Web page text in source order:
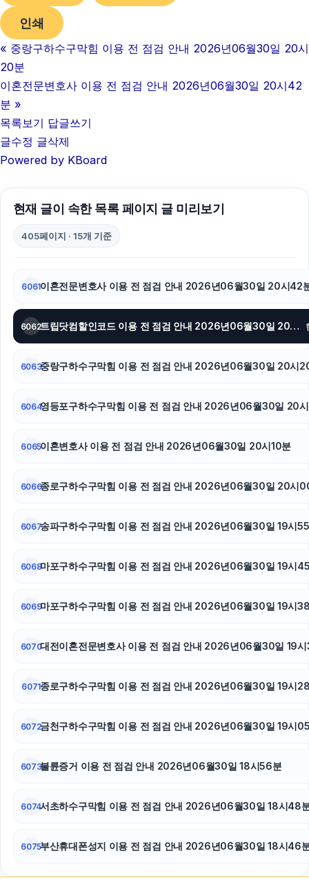
소액결제상품권
김포공항주차대행
광고대행사
폰테크
은평구하수구막힘
인스타 팔로워 늘리기
인쇄
« 중랑구하수구막힘 이용 전 점검 안내 2026년06월30일 20시
20분
이혼전문변호사 이용 전 점검 안내 2026년06월30일 20시42
분 »
목록보기 답글쓰기
글수정 글삭제
Powered by KBoard
현재 글이 속한 목록 페이지 글 미리보기
405페이지 · 15개 기준
6061이혼전문변호사 이용 전 점검 안내 2026년06월30일 20시42
6062 트립닷컴할인코드 이용 전 점검 안내 2026년06월30일 20시26분
6063중랑구하수구막힘 이용 전 점검 안내 2026년06월30일 20시
6064영등포구하수구막힘 이용 전 점검 안내 2026년06월30일 20
6065이혼변호사 이용 전 점검 안내 2026년06월30일 20시10분
6066종로구하수구막힘 이용 전 점검 안내 2026년06월30일 20시
6067송파구하수구막힘 이용 전 점검 안내 2026년06월30일 19시
6068마포구하수구막힘 이용 전 점검 안내 2026년06월30일 19시
6069마포구하수구막힘 이용 전 점검 안내 2026년06월30일 19시
6070대전이혼전문변호사 이용 전 점검 안내 2026년06월30일 19
6071종로구하수구막힘 이용 전 점검 안내 2026년06월30일 19시
6072금천구하수구막힘 이용 전 점검 안내 2026년06월30일 19시
6073불륜증거 이용 전 점검 안내 2026년06월30일 18시56분
6074서초하수구막힘 이용 전 점검 안내 2026년06월30일 18시48
6075부산휴대폰성지 이용 전 점검 안내 2026년06월30일 18시46